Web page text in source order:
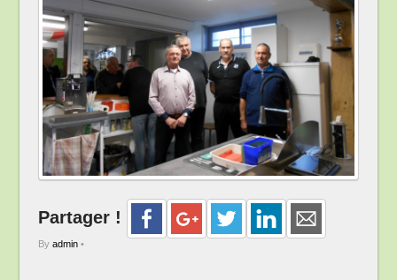
Partager !
By admin•